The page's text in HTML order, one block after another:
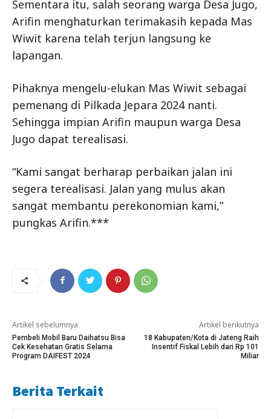
Sementara itu, salah seorang warga Desa Jugo,
Arifin menghaturkan terimakasih kepada Mas
Wiwit karena telah terjun langsung ke
lapangan.
Pihaknya mengelu-elukan Mas Wiwit sebagai
pemenang di Pilkada Jepara 2024 nanti.
Sehingga impian Arifin maupun warga Desa
Jugo dapat terealisasi.
“Kami sangat berharap perbaikan jalan ini
segera terealisasi. Jalan yang mulus akan
sangat membantu perekonomian kami,”
pungkas Arifin.***
Artikel sebelumnya
Pembeli Mobil Baru Daihatsu Bisa
Cek Kesehatan Gratis Selama
Program DAIFEST 2024
Artikel berikutnya
18 Kabupaten/Kota di Jateng Raih
Insentif Fiskal Lebih dari Rp 101
Miliar
Berita Terkait